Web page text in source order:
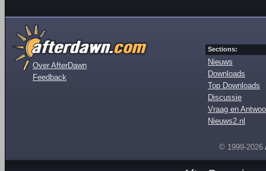
Over AfterDawn
Feedback
Sections:
Nieuws
Downloads
Top Downloads
Discussie
Vraag en
Nieuws2.nl
© 1999-2026